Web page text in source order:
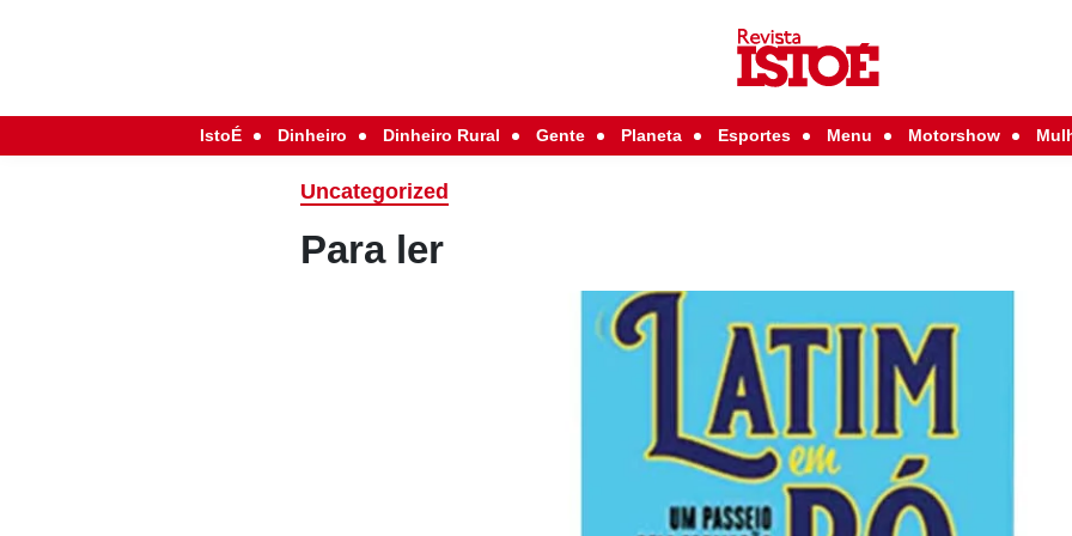
IstoÉ Dinheiro Dinheiro Rural Gente Planeta Esportes Menu Motorshow
Uncategorized
Para ler